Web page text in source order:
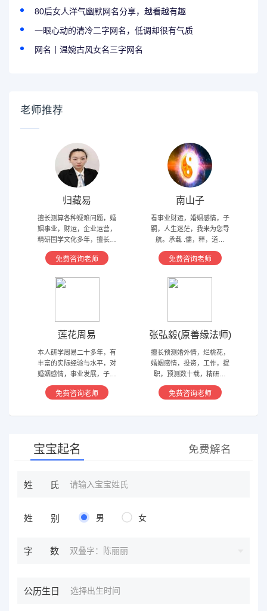
80后女人洋气幽默网名分享，越看越有趣
一眼心动的清冷二字网名，低调却很有气质
网名丨温婉古风女名三字网名
老师推荐
归藏易
擅长测算各种疑难问题，婚
姻事业，财运，企业运营，
精研国学文化多年，擅长归
藏易，盲派占卜，太乙，河
洛卦，紫薇，奇门遁甲等多
免费咨询老师
南山子
看事业财运，婚姻感情，子
嗣，人生迷茫，我来为您导
航。承载 .儒，释，道文
化，研究易经多年，精通八
字，六爻，奇门遁甲。
免费咨询老师
莲花周易
本人研学周易二十多年，有
丰富的实际经验与水平，对
婚姻感情，事业发展，子嗣
香火等方面指引慈航 ，现
在预测指导擅长紫微星斗，
导方案，欢迎有缘人。
免费咨询老师
张弘毅(原善缘法师)
擅长预测婚外情，烂桃花，
婚姻感情，投资，工作，提
职，预测数十载，精研国
学，擅长铁板、太乙，一掌
经，八宫连山易，盲派八字
免费咨询老师
宝宝起名 免费解名
姓氏
姓别 男 女
字数 双叠字：陈丽丽
公历生日